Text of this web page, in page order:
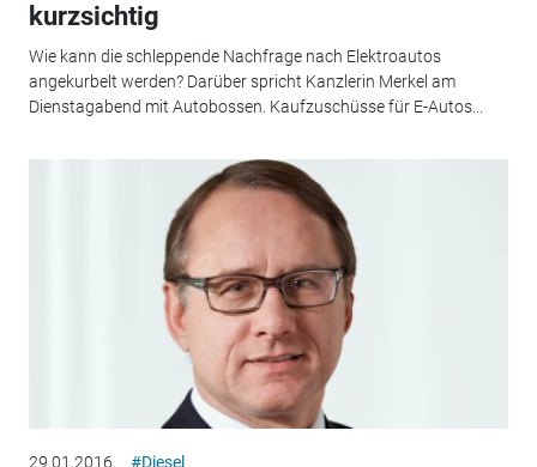
kurzsichtig
Wie kann die schleppende Nachfrage nach Elektroautos
angekurbelt werden? Darüber spricht Kanzlerin Merkel am
Dienstagabend mit Autobossen. Kaufzuschüsse für E-Autos...
29.01.2016 #Diesel